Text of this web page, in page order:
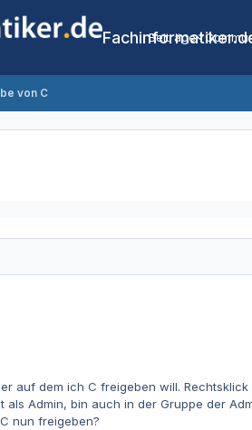
Beiträge
von C
auf dem ich C freigeben will.
Admin, bin auch in der Gruppe der
nun freigeben?